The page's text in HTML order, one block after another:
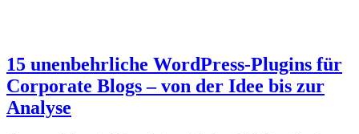
15 unenbehrliche WordPress-Plugins für
Corporate Blogs – von der Idee bis zur
Analyse